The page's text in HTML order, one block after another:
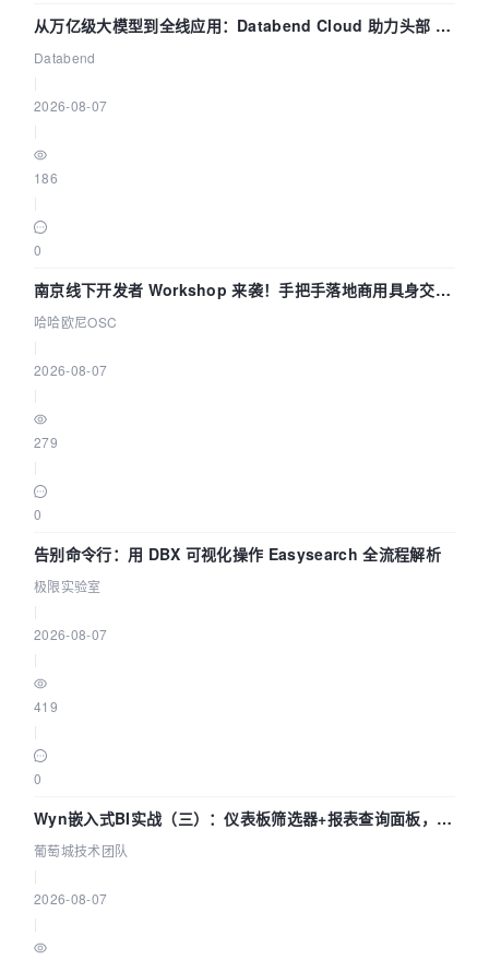
从万亿级大模型到全线应用：Databend Cloud 助力头部 AI
企业构建全链路 Trace 数据管道
Databend
2026-08-07
186
0
南京线下开发者 Workshop 来袭！手把手落地商用具身交互
智能 Agent 应用
哈哈欧尼OSC
2026-08-07
279
0
告别命令行：用 DBX 可视化操作 Easysearch 全流程解析
极限实验室
2026-08-07
419
0
Wyn嵌入式BI实战（三）：仪表板筛选器+报表查询面板，参
数联动全闭环
葡萄城技术团队
2026-08-07